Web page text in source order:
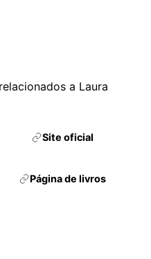
a Laura
Site oficial
Página de livros